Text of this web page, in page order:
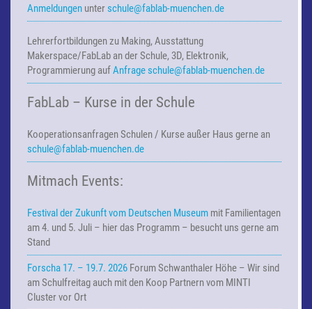
Anmeldungen unter schule@fablab-muenchen.de
Lehrerfortbildungen zu Making,Ausstattung
Makerspace/FabLab an der Schule, 3D, Elektronik,
Programmierung aufAnfrage schule@fablab-muenchen.de
FabLab – Kurse in der Schule
KooperationsanfragenSchulen / Kurse außer Haus gerne an
schule@fablab-muenchen.de
Mitmach Events:
Festival der Zukunft vom Deutschen Museum mit Familientagen
am 4. und 5. Juli – hier das Programm – besucht uns gerne am
Stand
Forscha 17. – 19.7. 2026 Forum Schwanthaler Höhe – Wir sind
am Schulfreitag auch mit den Koop Partnern vom MINTI
Cluster vor Ort